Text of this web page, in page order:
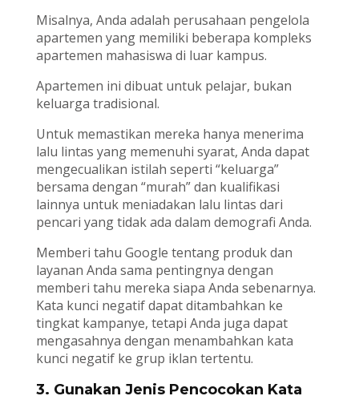
Misalnya, Anda adalah perusahaan pengelola
apartemen yang memiliki beberapa kompleks
apartemen mahasiswa di luar kampus.
Apartemen ini dibuat untuk pelajar, bukan
keluarga tradisional.
Untuk memastikan mereka hanya menerima
lalu lintas yang memenuhi syarat, Anda dapat
mengecualikan istilah seperti “keluarga”
bersama dengan “murah” dan kualifikasi
lainnya untuk meniadakan lalu lintas dari
pencari yang tidak ada dalam demografi Anda.
Memberi tahu Google tentang produk dan
layanan Anda sama pentingnya dengan
memberi tahu mereka siapa Anda sebenarnya.
Kata kunci negatif dapat ditambahkan ke
tingkat kampanye, tetapi Anda juga dapat
mengasahnya dengan menambahkan kata
kunci negatif ke grup iklan tertentu.
3. Gunakan Jenis Pencocokan Kata